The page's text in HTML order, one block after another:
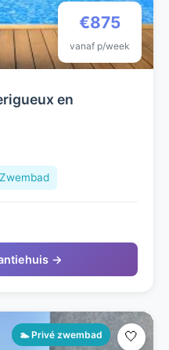
€875
vanaf p/week
en
→
🏊 Privé zwembad 🤍